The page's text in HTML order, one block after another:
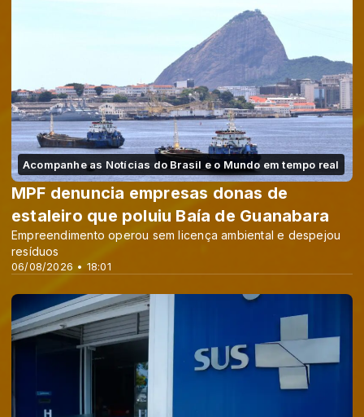
Acompanhe as Notícias do Brasil e o Mundo em tempo real
06/08/2026 • 18:01
MPF denuncia empresas donas de
estaleiro que poluiu Baía de Guanabara
Empreendimento operou sem licença ambiental e despejou
resíduos